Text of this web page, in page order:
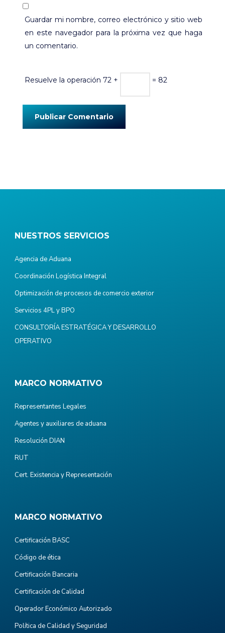
Guardar mi nombre, correo electrónico y sitio web
en este navegador para la próxima vez que haga
un comentario.
Resuelve la operación 72 + = 82
NUESTROS SERVICIOS
Agencia de Aduana
Coordinación Logística Integral
Optimización de procesos de comercio exterior
Servicios 4PL y BPO
CONSULTORÍA ESTRATÉGICA Y DESARROLLO
OPERATIVO
MARCO NORMATIVO
Representantes Legales
Agentes y auxiliares de aduana
Resolución DIAN
RUT
Cert. Existencia y Representación
MARCO NORMATIVO
Certificación BASC
Código de ética
Certificación Bancaria
Certificación de Calidad
Operador Económico Autorizado
Política de Calidad y Seguridad